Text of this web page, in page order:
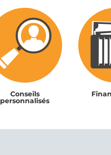
Conseils
personnalisés